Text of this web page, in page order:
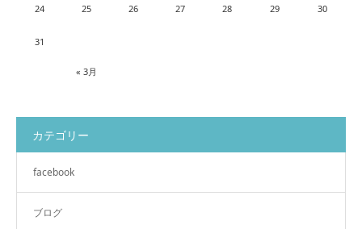
« 3月
24 25 26 27 28 29 30
31
カテゴリー
facebook
ブログ